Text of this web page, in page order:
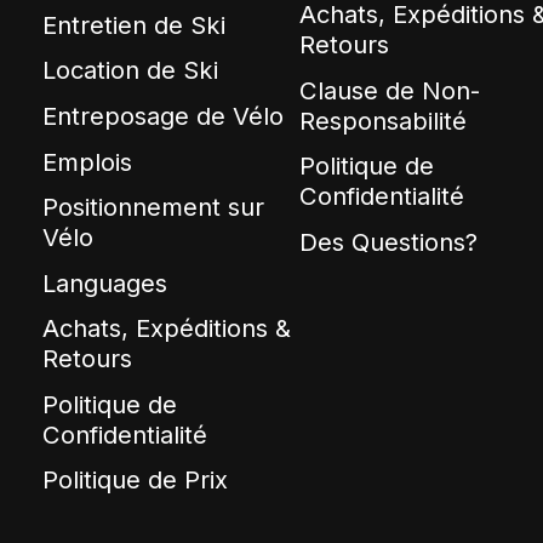
Entretien de Ski
Location de Ski
Entreposage de Vélo
Emplois
Positionnement sur
Vélo
Languages
Achats, Expéditions &
Retours
Politique de
Confidentialité
Politique de Prix
Achats, Expéditions
Retours
Clause de Non-
Responsabilité
Politique de
Confidentialité
Des Questions?